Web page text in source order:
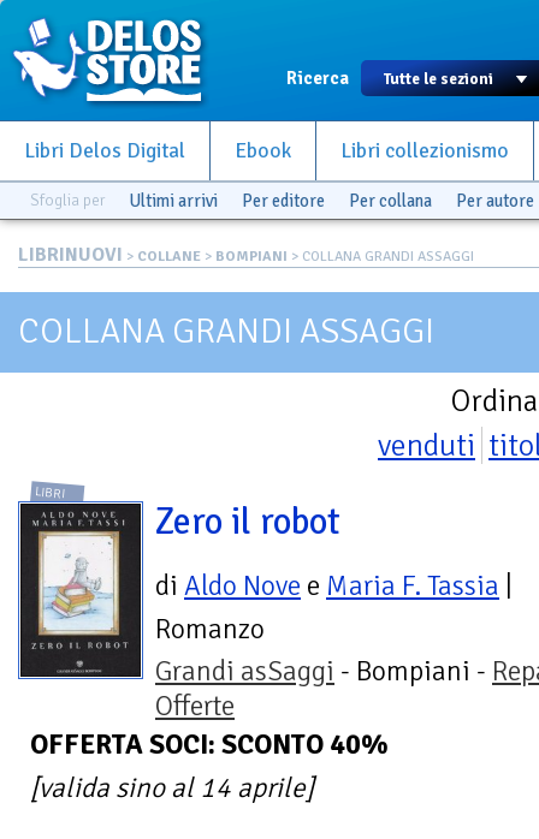
Ricerca
Libri Delos Digital Ebook Libri collezionismo
Sfoglia per Ultimi arrivi Per editore Per collana Per autore
LIBRINUOVI > COLLANE > BOMPIANI > COLLANA GRANDI ASSAGGI
COLLANA GRANDI ASSAGGI
venduti
LIBRI
Zero il robot
di Aldo Nove e Maria F. Tassia
Romanzo
Grandi asSaggi - Bompiani -
Offerte
OFFERTA SOCI: SCONTO 40%
[valida sino al 14 aprile]